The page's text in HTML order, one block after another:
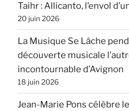
Taihr : Allicanto, l’envol
20 juin 2026
La Musique Se Lâche
découverte musicale
incontournable d’Avignon
18 juin 2026
Jean-Marie Pons célèbre